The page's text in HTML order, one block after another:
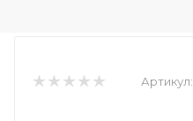
Артикул: